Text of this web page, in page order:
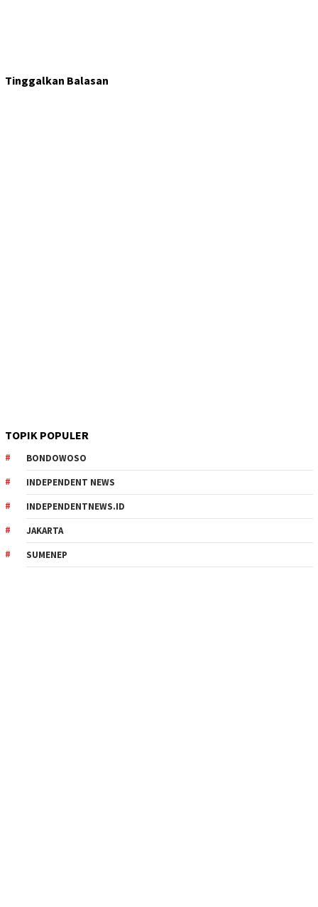
Tinggalkan Balasan
TOPIK POPULER
BONDOWOSO
INDEPENDENT NEWS
INDEPENDENTNEWS.ID
JAKARTA
SUMENEP